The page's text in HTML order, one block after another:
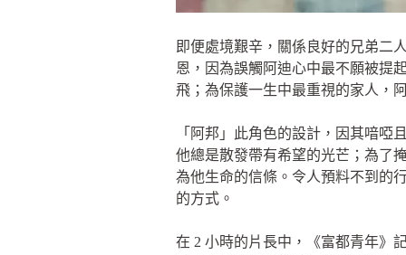
即便處境艱辛，關係良好的兄弟二
恩，因為誤觸阿迪心中最不願被提
飛；為保護一生中最重視的家人，
「阿邦」此角色的設計，因其喑
他總是散發帶有希望的光芒；為了
為他生命的信條。令人預料不到的
的方式。
在 2 小時的片長中，《富都青年》